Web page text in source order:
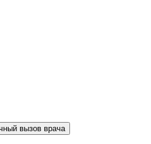
вызов врача